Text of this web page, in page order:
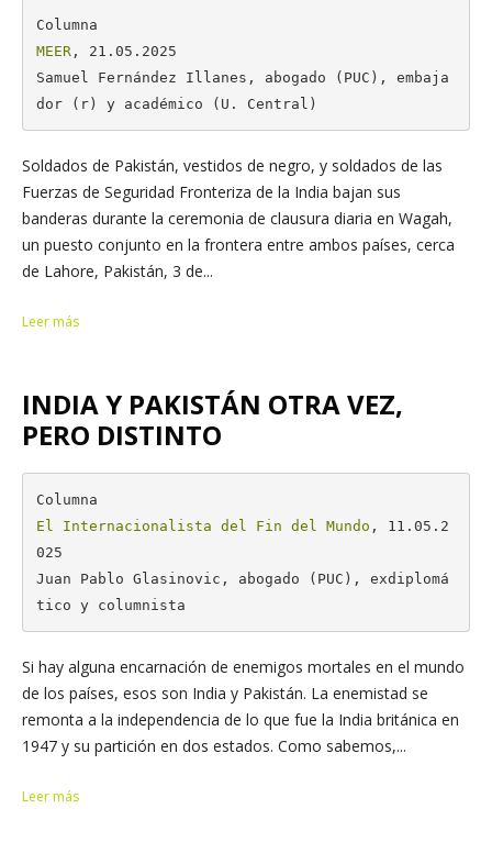
MEER, 21.05.2025
Samuel Fernández Illanes, abogado (PUC), embaja
dor (r) y académico (U. Central)
Soldados de Pakistán, vestidos de negro, y soldados de las
Fuerzas de Seguridad Fronteriza de la India bajan sus
banderas durante la ceremonia de clausura diaria en Wagah,
un puesto conjunto en la frontera entre ambos países, cerca
de Lahore, Pakistán, 3 de...
Leer más
INDIA Y PAKISTÁN OTRA VEZ,
PERO DISTINTO
El Internacionalista del Fin del Mundo , 11.05.2
025
Juan Pablo Glasinovic, abogado (PUC), exdiplomá
tico y columnista
Si hay alguna encarnación de enemigos mortales en el mundo
de los países, esos son India y Pakistán. La enemistad se
remonta a la independencia de lo que fue la India británica en
1947 y su partición en dos estados. Como sabemos,...
Leer más